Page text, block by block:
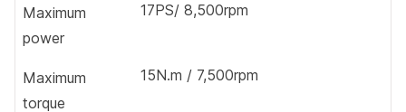
Maximum
power
17PS/ 8,500rpm
Maximum
torque
15N.m / 7,500rpm